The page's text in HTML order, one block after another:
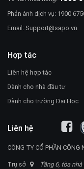
Phản ánh dịch vụ: 1900
Email:Support@sapo.vn
Hợp tác
Liên hệ hợp tác
Dành cho nhà đầu tư
Dành cho trường Đại Học
Liên hệ
CÔNG TY CỔ PHẦN CÔNG
Trụ sở
Tầng 6, tòa